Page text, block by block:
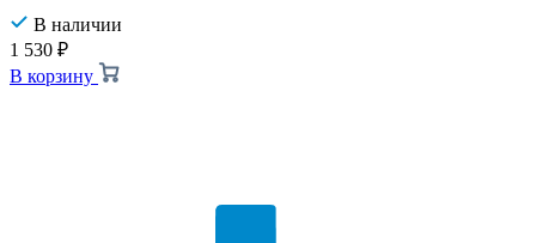
В наличии
1 530 ₽
В корзину